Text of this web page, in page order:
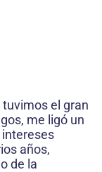
el gran
me ligó un
años,
de la